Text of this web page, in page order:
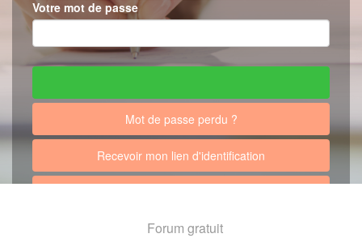
Votre mot de passe
Mot de passe perdu ?
Recevoir mon lien d'identification
Forum gratuit